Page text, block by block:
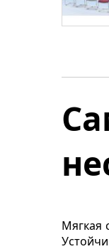
Перейти
Мягкая